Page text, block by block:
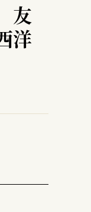
友
洋